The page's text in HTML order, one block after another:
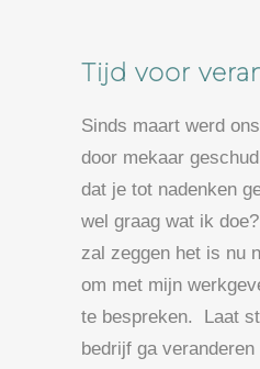
Tijd voor
Sinds maart werd
door mekaar
dat je tot nadenken
wel graag wat ik
zal zeggen het is nu
om met mijn
te bespreken. Laat
bedrijf ga